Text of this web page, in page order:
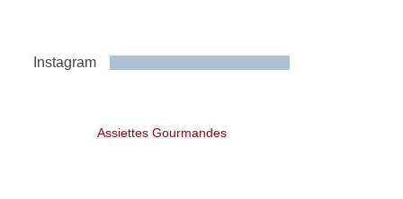
Instagram
Assiettes Gourmandes